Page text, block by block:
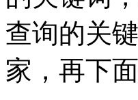
查询的关
家，再下